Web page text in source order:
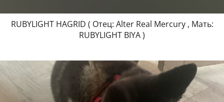
RUBYLIGHT HAGRID ( Отец: Alter Real Mercury , Мать:
RUBYLIGHT BIYA )